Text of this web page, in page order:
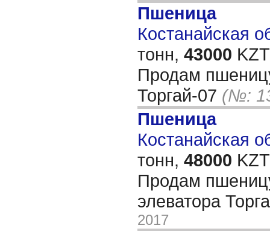
Пшеница
Костанайская
тонн, 43000
Продам
Торгай-07 (№:
Пшеница
Костанайская
тонн, 48000
Продам
элеватора
2017